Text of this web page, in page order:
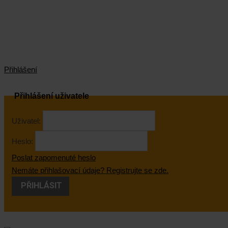
Přihlášení
Přihlášení uživatele
Uživatel:
Heslo:
Poslat zapomenuté heslo
Nemáte přihlašovací údaje? Registrujte se zde.